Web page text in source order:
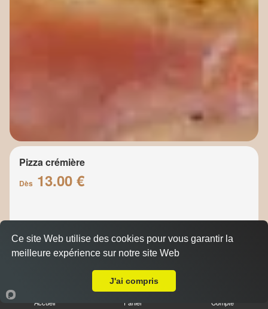
Pizza crémière
Dès 13.00 €
crème, emmental
Accueil Panier Compte
Ce site Web utilise des cookies pour vous garantir la
meilleure expérience sur notre site Web
J'ai compris